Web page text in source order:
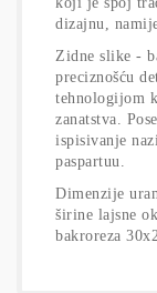
dizajnu,
Zidne slike -
preciznošću
tehnologijom
zanatstva.
ispisivanje
paspartuu.
Dimenzije
širine lajsne
bakroreza